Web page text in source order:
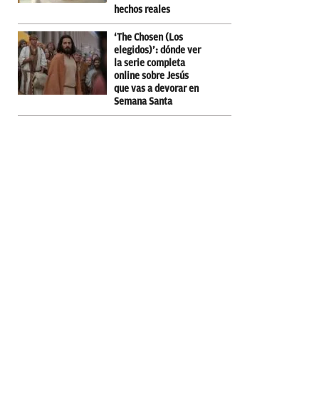
hechos reales
‘The Chosen (Los
elegidos)’: dónde ver
la serie completa
online sobre Jesús
que vas a devorar en
Semana Santa